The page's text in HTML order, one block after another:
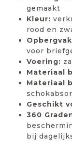
gemaakt
Kleur:
rood en
voor
Voering:
Materiaal
Materiaal
Geschikt
360
bij